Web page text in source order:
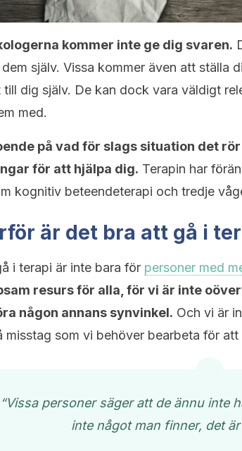
kommer inte ge dig svaren.
själv. Vissa kommer även att ställa
till dig själv. De kan dock vara väldigt
med.
på vad för slags situation det
för att hjälpa dig. Terapin har
kognitiv beteendeterapi och tredje
är det bra att gå i
i terapi är inte bara för personer med
resurs för alla, för vi är inte
någon annans synvinkel. Och vi är
misstag som vi behöver bearbeta för att
“Vissa personer säger att de ännu inte
inte något man finner, det